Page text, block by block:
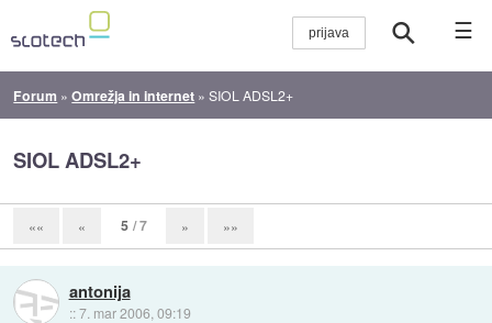
☰
Forum »Omrežja in internet »SIOL ADSL2+
SIOL ADSL2+
«« « 5 / 7 » »»
antonija
::7. mar 2006, 09:19